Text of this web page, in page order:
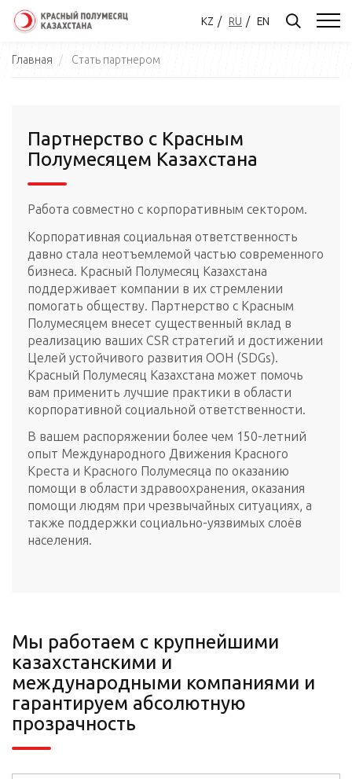
KZ RU EN
Главная Стать партнером
Партнерство с Красным
Полумесяцем Казахстана
Работа совместно с корпоративным сектором.
Корпоративная социальная ответственность
давно стала неотъемлемой частью современного
бизнеса. Красный Полумесяц Казахстана
поддерживает компании в их стремлении
помогать обществу. Партнерство с Красным
Полумесяцем внесет существенный вклад в
реализацию ваших CSR стратегий и достижении
Целей устойчивого развития ООН (SDGs).
Красный Полумесяц Казахстана может помочь
вам применить лучшие практики в области
корпоративной социальной ответственности.
В вашем распоряжении более чем 150-летний
опыт Международного Движения Красного
Креста и Красного Полумесяца по оказанию
помощи в области здравоохранения, оказания
помощи людям при чрезвычайных ситуациях, а
также поддержки социально-уязвимых слоёв
населения.
Мы работаем с крупнейшими
казахстанскими и
международными компаниями и
гарантируем абсолютную
прозрачность